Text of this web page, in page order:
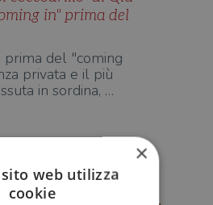
in" prima del
prima del "coming
privata e il più
in sordina, …
×
web utilizza
cookie